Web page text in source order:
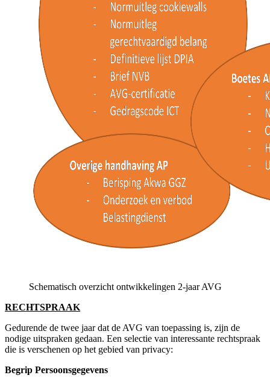
Schematisch overzicht ontwikkelingen 2-jaar AVG
RECHTSPRAAK
Gedurende de twee jaar dat de AVG van toepassing is, zijn de
nodige uitspraken gedaan. Een selectie van interessante rechtspraak
die is verschenen op het gebied van privacy:
Begrip Persoonsgegevens